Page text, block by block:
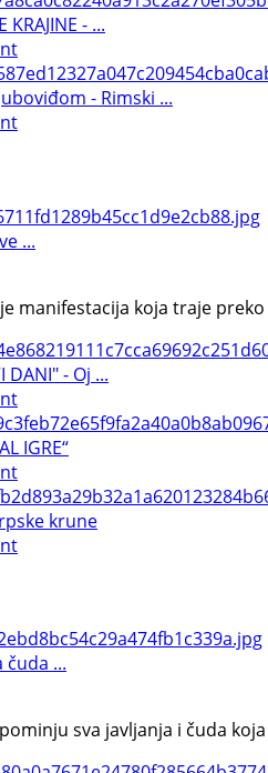
KRAJINE - ...
- Rimski ...
...
je manifestacija koja traje
DANI" - Oj ...
IGRE“
krune
...
sva javljanja i čuda